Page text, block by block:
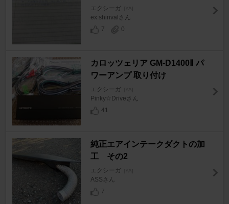
エクシーガ [YA]
ex.shinvalさん
7
0
カロッツェリア GM-D1400Ⅱ パ
ワーアンプ 取り付け
エクシーガ [YA]
Pinky☆Driveさん
41
純正エアインテークダクトの加
工 その2
エクシーガ [YA]
ASSさん
7